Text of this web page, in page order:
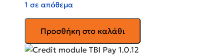
1 σε απόθεμα
Χαλύβδινη
Ξυλόσομπα
Προσθήκη στο καλάθι